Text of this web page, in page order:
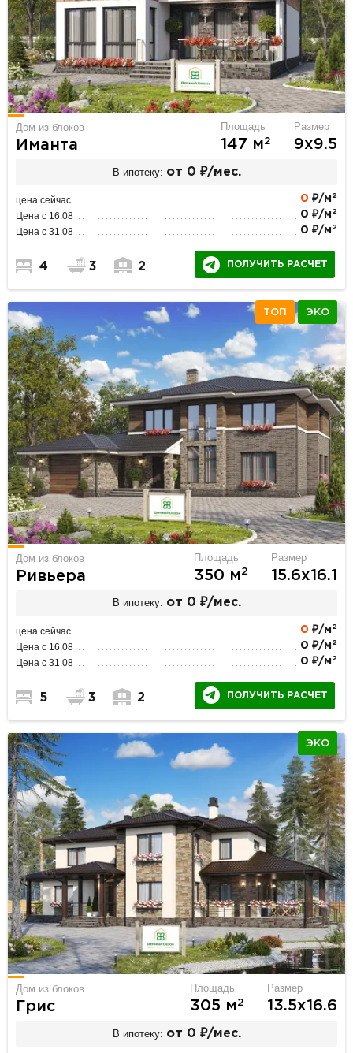
Дом из блоков
Иманта
Площадь
147 м2
Размер
9х9.5
В ипотеку: от 0 ₽/мес.
цена сейчас 0 ₽/м 2
Цена с 16.08 0 ₽/м 2
Цена с 31.08 0 ₽/м 2
4 3 2 ПОЛУЧИТЬ РАСЧЕТ
ТОП ЭКО
Дом из блоков
Ривьера
Площадь
350 м2
Размер
15.6х16.1
В ипотеку: от 0 ₽/мес.
цена сейчас 0 ₽/м 2
Цена с 16.08 0 ₽/м 2
Цена с 31.08 0 ₽/м 2
5 3 2 ПОЛУЧИТЬ РАСЧЕТ
ЭКО
Дом из блоков
Грис
Площадь
305 м2
Размер
13.5х16.6
В ипотеку: от 0 ₽/мес.